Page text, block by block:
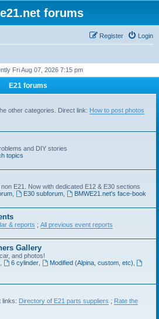
forums
Login
Register
Fri Aug 07, 2026 7:15 pm
E21 forums
other categories. Direct link: How to post photos
and DIY stories
topics
E21. Now with dedicated E12 & E30 sections
, E30 subforum,
BMWE21.net's face-book
& reports ; All previous event reports
Gallery
and photos!
6 cylinder, Modified (Alpina, custom, etc)
links: Directory of E21 parts suppliers ; Rate the